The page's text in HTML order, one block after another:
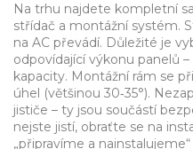
Na trhu najdete kompletní
střídač a montážní systém.
na AC převádí. Důležité je
odpovídající výkonu panelů –
kapacity. Montážní rám se
úhel (většinou 30‑35°).
jističe – ty jsou součástí
nejste jistí, obraťte se na
„připravíme a nainstalujeme“